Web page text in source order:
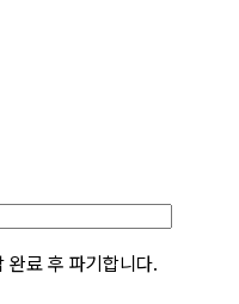
완료 후 파기합니다.